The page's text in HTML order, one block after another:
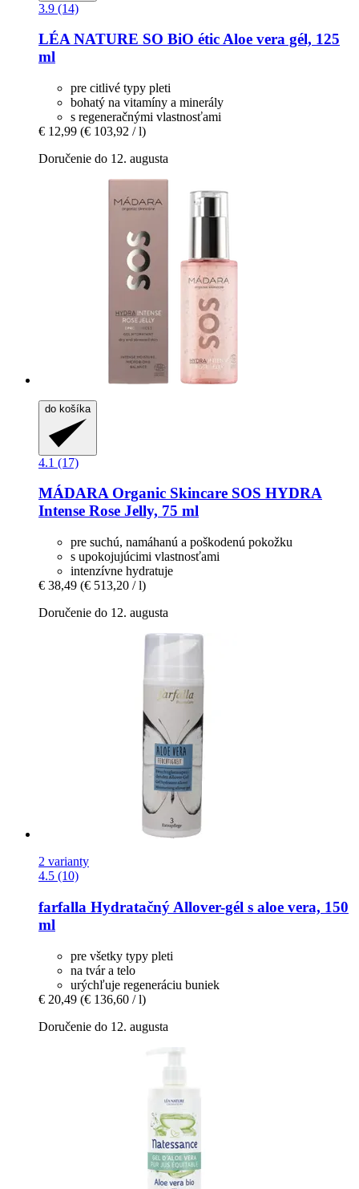
3.9 (14)
LÉA NATURE SO BiO éticAloe vera gél, 125
ml
pre citlivé typy pleti
bohatý na vitamíny a minerály
s regeneračnými vlastnosťami
€ 12,99 (€ 103,92 / l)
Doručenie do 12. augusta
do košíka
4.1 (17)
MÁDARA Organic Skincare SOS HYDRA
Intense Rose Jelly, 75 ml
pre suchú, namáhanú a poškodenú pokožku
s upokojujúcimi vlastnosťami
intenzívne hydratuje
€ 38,49 (€ 513,20 / l)
Doručenie do 12. augusta
2 varianty
4.5 (10)
farfalla Hydratačný Allover-​gél s aloe vera, 150
ml
pre všetky typy pleti
na tvár a telo
urýchľuje regeneráciu buniek
€ 20,49 (€ 136,60 / l)
Doručenie do 12. augusta